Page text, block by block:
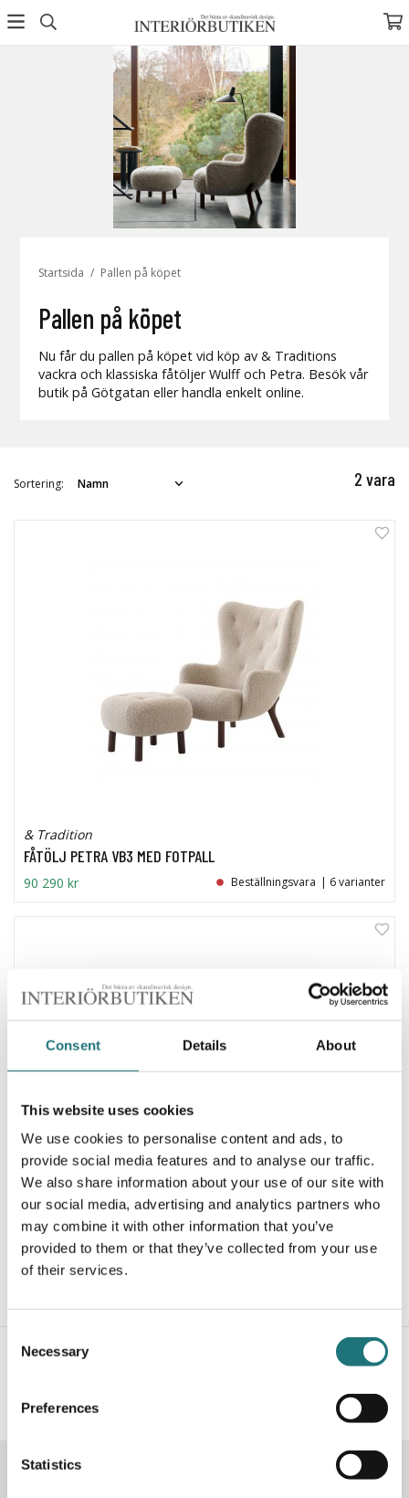
Consent Details About
This website uses cookies
We use cookies to personalise content and ads, to
provide social media features and to analyse our traffic.
We also share information about your use of our site with
our social media, advertising and analytics partners who
may combine it with other information that you’ve
provided to them or that they’ve collected from your use
of their services.
Selection
Necessary
Preferences
Statistics
Startsida / Pallen på köpet
Pallen på köpet
Nu får du pallen på köpet vid köp av & Traditions
vackra och klassiska fåtöljer Wulff och Petra. Besök vår
butik på Götgatan eller handla enkelt online.
2 vara
Sortering:
& Tradition
FÅTÖLJ PETRA VB3 MED FOTPALL
90 290 kr Beställningsvara | 6 varianter
& Tradition
WULFF
74 620 kr
#Interiörbutiken
- följ oss i sociala medier för